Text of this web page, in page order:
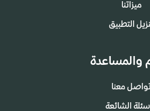
ميزاتنا
التطبيق
والمساعدة
معنا
الشائعة